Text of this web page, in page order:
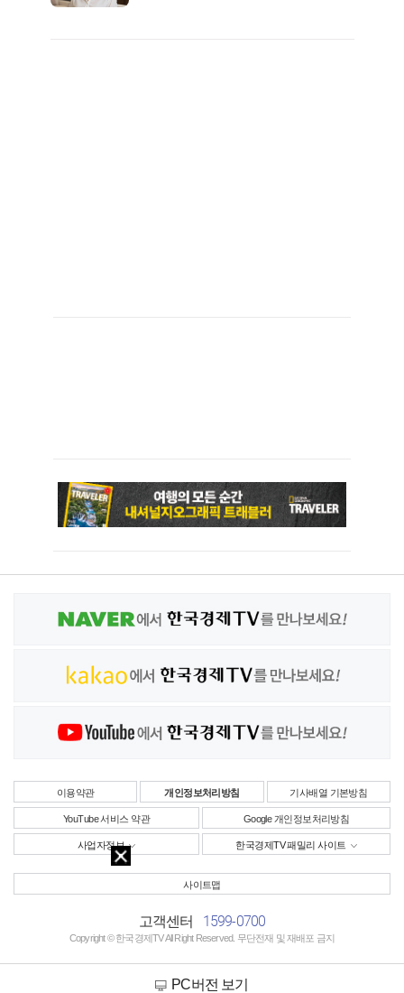
이용약관 개인정보처리방침 기사배열 기본방침
YouTube 서비스 약관 Google 개인정보처리방침
사업자정보 한국경제TV 패밀리 사이트
사이트맵
고객센터 1599-0700
Copyright © 한국경제TV All Right Reserved. 무단전재 및 재배포 금지
PC버전 보기